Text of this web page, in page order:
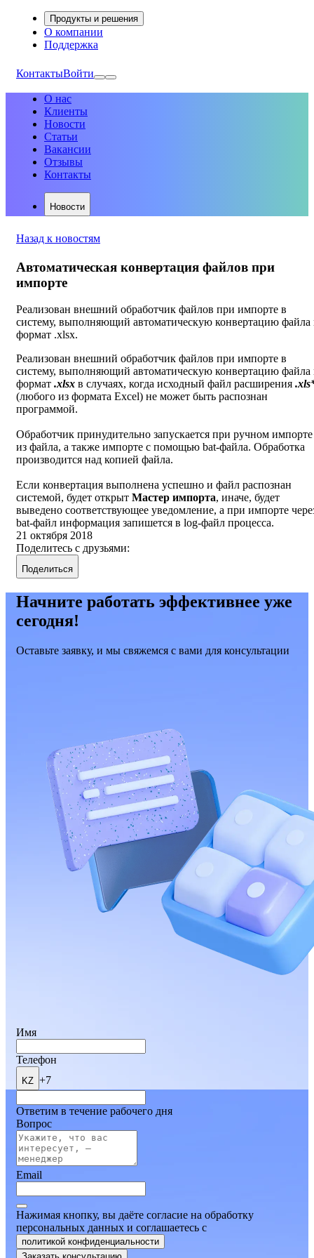
Продукты и решения
О компании
Поддержка
КонтактыВойти
О нас
Клиенты
Новости
Статьи
Вакансии
Отзывы
Контакты
Новости
Назад к новостям
Автоматическая конвертация файлов при
импорте
Реализован внешний обработчик файлов при импорте в
систему, выполняющий автоматическую конвертацию файла
формат .xlsx.
Реализован внешний обработчик файлов при импорте в
систему, выполняющий автоматическую конвертацию файла
формат .xlsx в случаях, когда исходный файл расширения
(любого из формата Excel) не может быть распознан
программой.
Обработчик принудительно запускается при ручном импорте
из файла, а также импорте с помощью bat-файла. Обработка
производится над копией файла.
Если конвертация выполнена успешно и файл распознан
системой, будет открыт Мастер импорта, иначе, будет
выведено соответствующее уведомление, а при импорте
bat-файл информация запишется в log-файл процесса.
21 октября 2018
Поделитесь с друзьями:
Поделиться
Начните работать эффективнее уже
сегодня!
Оставьте заявку, и мы свяжемся с вами для консультации
Имя
Телефон
KZ +7
Ответим в течение рабочего дня
Вопрос
Email
Нажимая кнопку, вы даёте согласие на обработку
персональных данных и соглашаетесь c
политикой конфиденциальности